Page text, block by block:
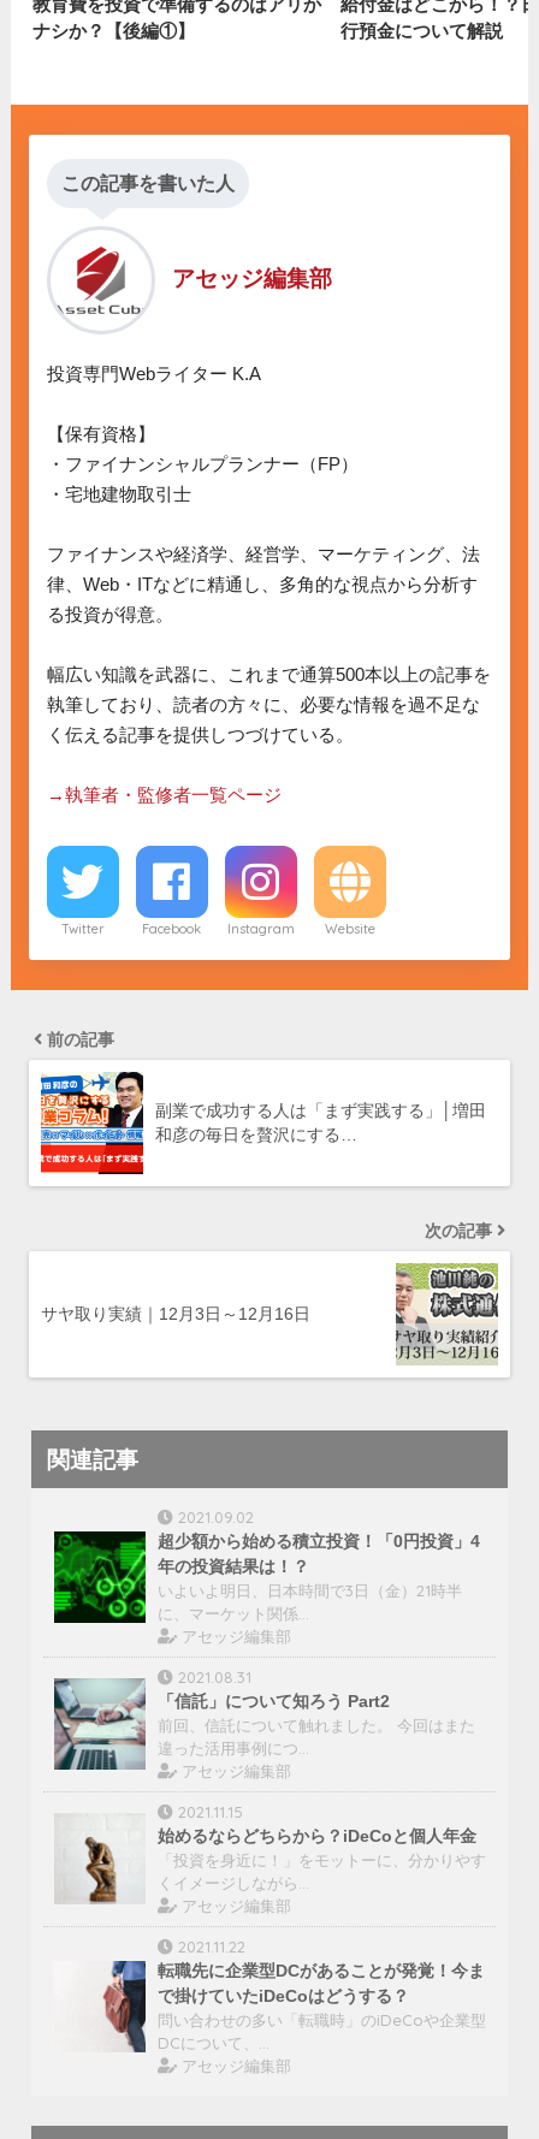
教育費を投資で準備するのはアリか
ナシか？【後編①】
給付金はどこから！？
行預金について解説
この記事を書いた人
アセッジ編集部
投資専門Webライター K.A
【保有資格】
・ファイナンシャルプランナー（FP）
・宅地建物取引士
ファイナンスや経済学、経営学、マーケティング、法
律、Web・ITなどに精通し、多角的な視点から分析す
る投資が得意。
幅広い知識を武器に、これまで通算500本以上の記事を
執筆しており、読者の方々に、必要な情報を過不足な
く伝える記事を提供しつづけている。
→執筆者・監修者一覧ページ
Twitter Facebook Instagram Website
前の記事
副業で成功する人は「まず実践する」│増田
和彦の毎日を贅沢にする…
次の記事
サヤ取り実績｜12月3日～12月16日
関連記事
2021.09.02
超少額から始める積立投資！「0円投資」4
年の投資結果は！？
いよいよ明日、日本時間で3日（金）21時半
に、マーケット関係…
アセッジ編集部
2021.08.31
「信託」について知ろう Part2
前回、信託について触れました。 今回はまた
違った活用事例につ…
アセッジ編集部
2021.11.15
始めるならどちらから？iDeCoと個人年金
「投資を身近に！」をモットーに、分かりやす
くイメージしながら…
アセッジ編集部
2021.11.22
転職先に企業型DCがあることが発覚！今ま
で掛けていたiDeCoはどうする？
問い合わせの多い「転職時」のiDeCoや企業型
DCについて、…
アセッジ編集部